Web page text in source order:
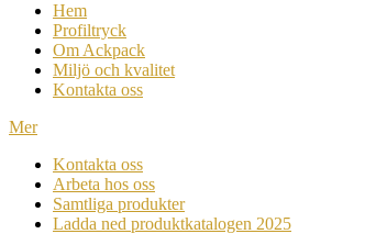
Hem
Profiltryck
Om Ackpack
Miljö och kvalitet
Kontakta oss
Mer
Kontakta oss
Arbeta hos oss
Samtliga produkter
Ladda ned produktkatalogen 2025